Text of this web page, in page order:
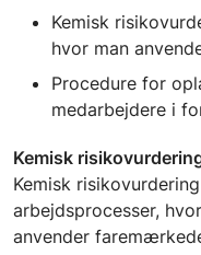
Kemisk
hvor man
Procedure for
medarbejdere i
Kemisk
Kemisk
arbejdsprocesser,
anvender